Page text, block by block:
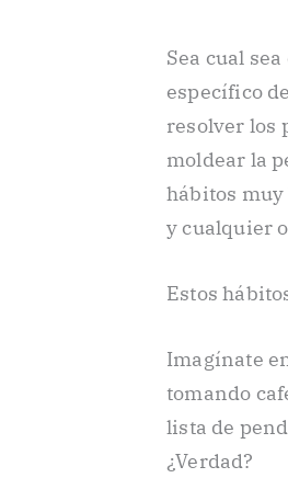
Sea cual
específico
resolver los
moldear la
hábitos muy
y cualquier
Estos
Imagínate
tomando
lista de
¿Verdad?